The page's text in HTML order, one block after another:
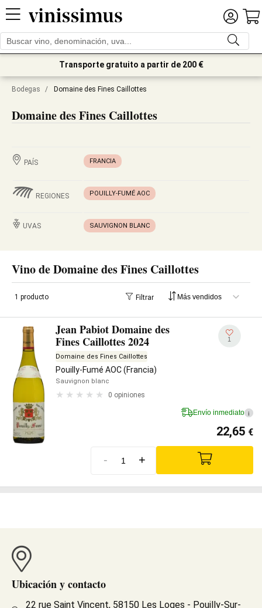
Transporte gratuito a partir de 200 €
Bodegas / Domaine des Fines Caillottes
Domaine des Fines Caillottes
PAÍS FRANCIA
REGIONES POUILLY-FUMÉ AOC
UVAS SAUVIGNON BLANC
Vino de Domaine des Fines Caillottes
1 producto Filtrar
Jean Pabiot Domaine des
Fines Caillottes 2024
Domaine des Fines Caillottes
Pouilly-Fumé AOC (Francia)
Sauvignon blanc
0 opiniones
1
Envío inmediato i
22,65 €
- +
Ubicación y contacto
22 rue Saint Vincent, 58150 Les Loges - Pouilly-Sur-